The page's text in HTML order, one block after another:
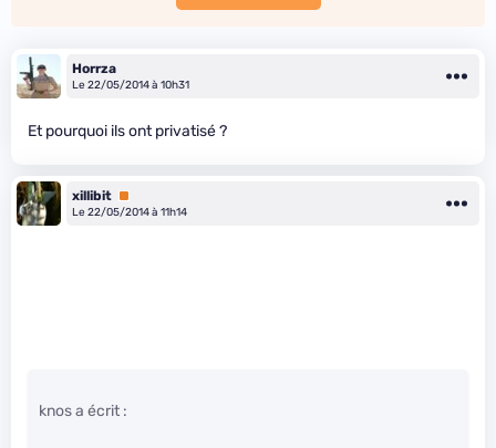
Horrza
Le 22/05/2014 à 10h31
Et pourquoi ils ont privatisé ?
xillibit Premium
Le 22/05/2014 à 11h14
knos a écrit :